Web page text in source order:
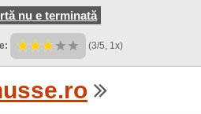
nu e terminată
(3/5, 1x)